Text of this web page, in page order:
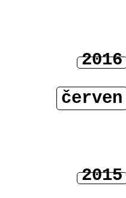
2016
červen
2015